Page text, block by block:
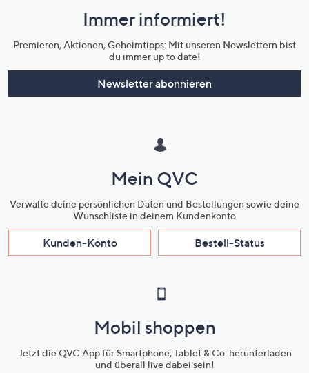
Unternehmensinformationen
Immer informiert!
Premieren, Aktionen, Geheimtipps: Mit unseren Newslettern bist
du immer up to date!
Newsletter abonnieren
Mein QVC
Verwalte deine persönlichen Daten und Bestellungen sowie deine
Wunschliste in deinem Kundenkonto
Kunden-Konto Bestell-Status
Mobil shoppen
Jetzt die QVC App für Smartphone, Tablet & Co. herunterladen
und überall live dabei sein!